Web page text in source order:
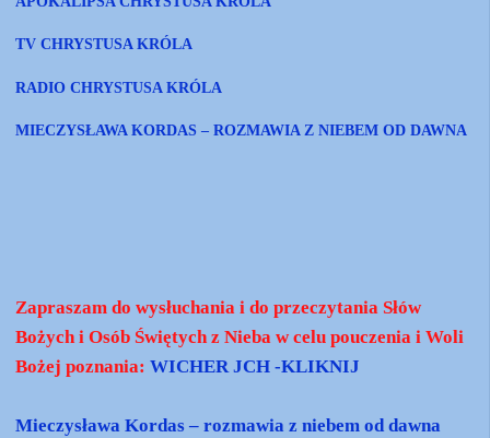
TV CHRYSTUSA KRÓLA
RADIO CHRYSTUSA KRÓLA
MIECZYSŁAWA KORDAS – ROZMAWIA Z NIEBEM OD DAWNA
Zapraszam do wysłuchania i do przeczytania Słów
Bożych i Osób Świętych z Nieba w celu pouczenia i Woli
Bożej poznania:WICHER JCH -KLIKNIJ
Mieczysława Kordas – rozmawia z niebem od dawna